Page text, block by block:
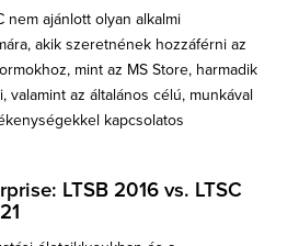
nem ajánlott olyan alkalmi
akik szeretnének hozzáférni az
mint az MS Store, harmadik
valamint az általános célú, munkával
kapcsolatos
LTSB 2016 vs. LTSC